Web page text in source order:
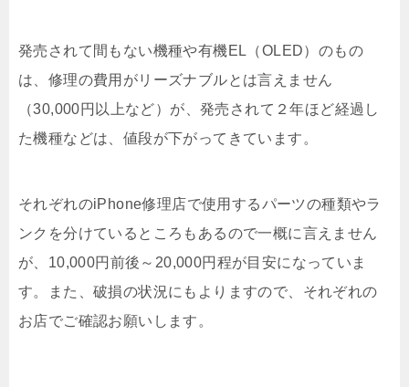
発売されて間もない機種や有機EL（OLED）のもの
は、修理の費用がリーズナブルとは言えません
（30,000円以上など）が、発売されて２年ほど経過し
た機種などは、値段が下がってきています。
それぞれのiPhone修理店で使用するパーツの種類やラ
ンクを分けているところもあるので一概に言えません
が、10,000円前後～20,000円程が目安になっていま
す。また、破損の状況にもよりますので、それぞれの
お店でご確認お願いします。